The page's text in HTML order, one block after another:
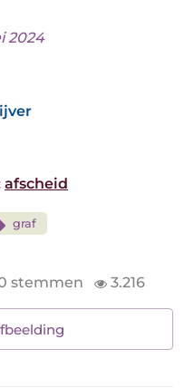
2024
afscheid
graf
stemmen 3.216